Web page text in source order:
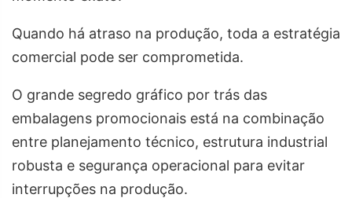
Quando há atraso na produção, toda a estratégia
comercial pode ser comprometida.
O grande segredo gráfico por trás das
embalagens promocionais está na combinação
entre planejamento técnico, estrutura industrial
robusta e segurança operacional para evitar
interrupções na produção.